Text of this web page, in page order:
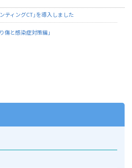
ティングCT」を導入しました
傷と感染症対策編」